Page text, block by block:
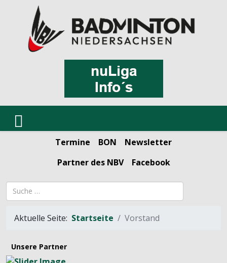
Termine BON
Newsletter
Partner des NBV
Facebook
Suchbegriff
Aktuelle Seite: Startseite Vorstand
Unsere Partner